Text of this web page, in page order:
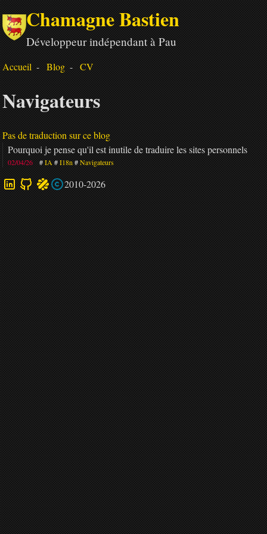
Chamagne Bastien
Développeur indépendant à Pau
Accueil Blog CV
Navigateurs
Pas de traduction sur ce blog
Pourquoi je pense qu'il est inutile de traduire les sites personnels
02/04/26 IA I18n Navigateurs
2010-2026